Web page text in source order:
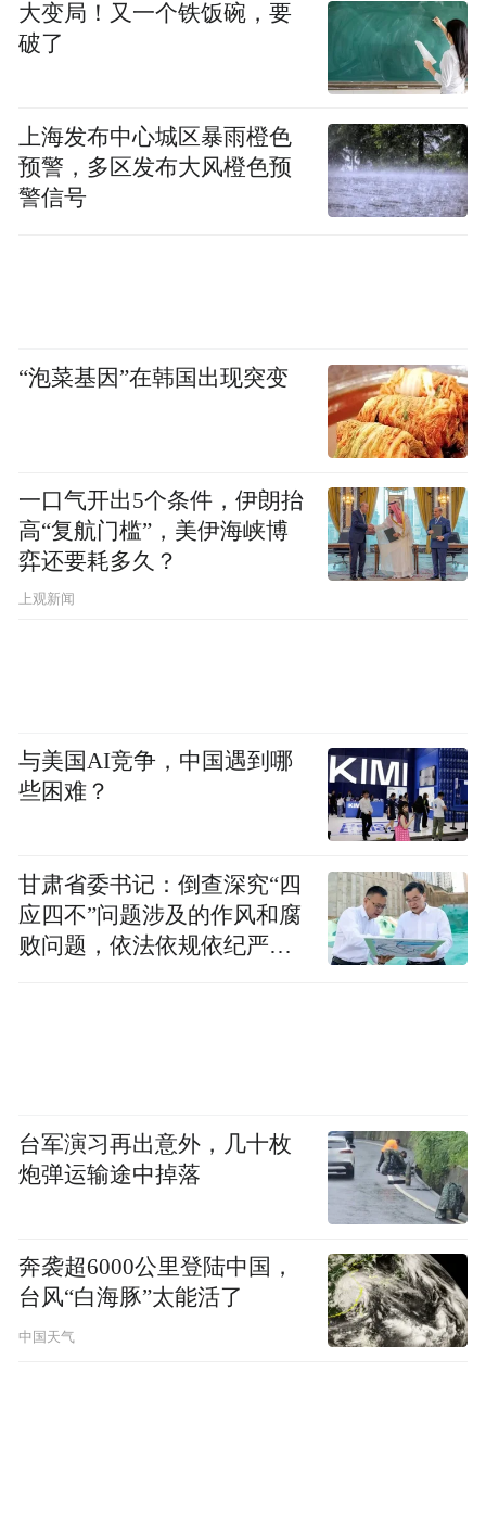
大变局！又一个铁饭碗，要
破了
上海发布中心城区暴雨橙色
预警，多区发布大风橙色预
警信号
“泡菜基因”在韩国出现突变
一口气开出5个条件，伊朗抬
高“复航门槛”，美伊海峡博
弈还要耗多久？
上观新闻
与美国AI竞争，中国遇到哪
些困难？
甘肃省委书记：倒查深究“四
应四不”问题涉及的作风和腐
败问题，依法依规依纪严肃
台军演习再出意外，几十枚
炮弹运输途中掉落
奔袭超6000公里登陆中国，
台风“白海豚”太能活了
中国天气